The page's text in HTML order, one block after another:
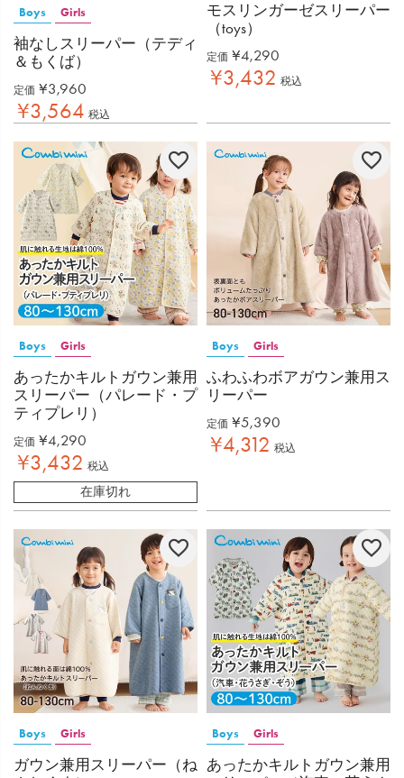
Boys Girls
袖なしスリーパー（テディ
＆もくば）
定価 ¥3,960
¥3,564 税込
モスリンガーゼスリーパー
（toys）
定価 ¥4,290
¥3,432 税込
Boys Girls
あったかキルトガウン兼用
スリーパー（パレード・プ
ティプレリ）
定価 ¥4,290
¥3,432 税込
在庫切れ
Boys Girls
ふわふわボアガウン兼用ス
リーパー
定価 ¥5,390
¥4,312 税込
Boys Girls
ガウン兼用スリーパー（ね
Boys Girls
あったかキルトガウン兼用